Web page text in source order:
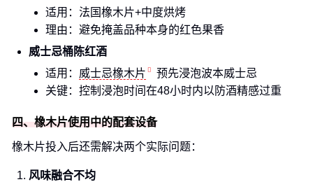
适用：法国橡木片+中度烘烤
理由：避免掩盖品种本身的红色果香
威士忌桶陈红酒
适用： 威士忌橡木片
预先浸泡波本威士忌
关键：控制浸泡时间在48小时内以防酒精感过重
四、橡木片使用中的配套设备
橡木片投入后还需解决两个实际问题：
风味融合不均